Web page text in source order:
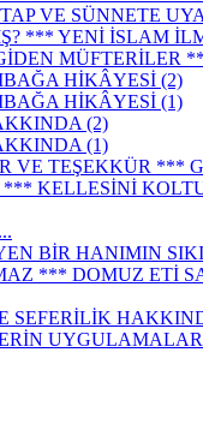
VE SÜNNETE
*** YENİ İSLAM
MÜFTERİLER
HİKÂYESİ (2)
HİKÂYESİ (1)
(2)
(1)
VE TEŞEKKÜR ***
KELLESİNİ
BİR HANIMIN
*** DOMUZ ETİ
SEFERİLİK